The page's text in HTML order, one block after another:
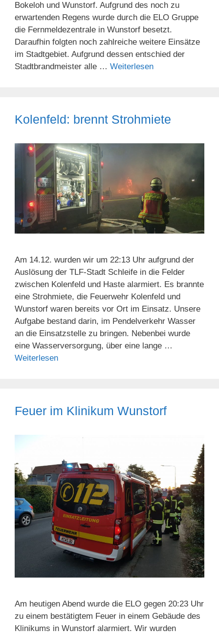
Bokeloh und Wunstorf. Aufgrund des noch zu
erwartenden Regens wurde durch die ELO Gruppe
die Fernmeldezentrale in Wunstorf besetzt.
Daraufhin folgten noch zahlreiche weitere Einsätze
im Stadtgebiet. Aufgrund dessen entschied der
Stadtbrandmeister alle … Weiterlesen
Kolenfeld: brennt Strohmiete
Am 14.12. wurden wir um 22:13 Uhr aufgrund der
Auslösung der TLF-Stadt Schleife in die Felder
zwischen Kolenfeld und Haste alarmiert. Es brannte
eine Strohmiete, die Feuerwehr Kolenfeld und
Wunstorf waren bereits vor Ort im Einsatz. Unsere
Aufgabe bestand darin, im Pendelverkehr Wasser
an die Einsatzstelle zu bringen. Nebenbei wurde
eine Wasserversorgung, über eine lange …
Weiterlesen
Feuer im Klinikum Wunstorf
Am heutigen Abend wurde die ELO gegen 20:23 Uhr
zu einem bestätigtem Feuer in einem Gebäude des
Klinikums in Wunstorf alarmiert. Wir wurden